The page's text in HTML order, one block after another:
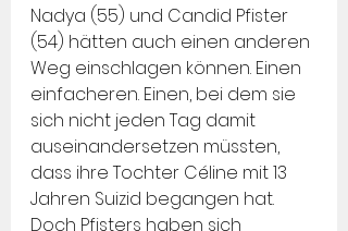
Nadya (55) und Candid Pfister
(54) hätten auch einen anderen
Weg einschlagen können. Einen
einfacheren. Einen, bei dem sie
sich nicht jeden Tag damit
auseinandersetzen müssten,
dass ihre Tochter Céline mit 13
Jahren Suizid begangen hat.
Doch Pfisters haben sich